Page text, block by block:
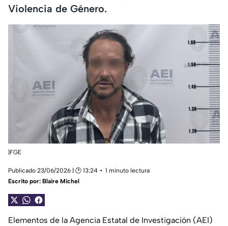
Violencia de Género.
|FGE
Publicado 23/06/2026 | 🕑 13:24
1 minuto lectura
Escrito por: Blaire Michel
Elementos de la Agencia Estatal de Investigación (AEI)